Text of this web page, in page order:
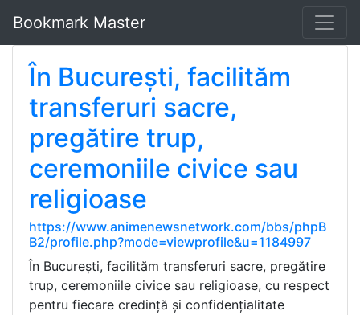
Bookmark Master
În București, facilităm
transferuri sacre,
pregătire trup,
ceremoniile civice sau
religioase
https://www.animenewsnetwork.com/bbs/phpB
B2/profile.php?mode=viewprofile&u=1184997
În București, facilităm transferuri sacre, pregătire
trup, ceremoniile civice sau religioase, cu respect
pentru fiecare credință și confidențialitate